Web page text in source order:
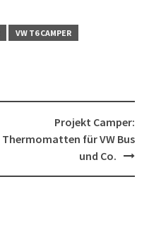
VW T6 CAMPER
Projekt Camper:
Thermomatten für VW Bus
und Co.